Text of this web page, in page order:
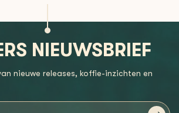
NIEUWSBRIEF
nieuwe releases, koffie-inzichten en